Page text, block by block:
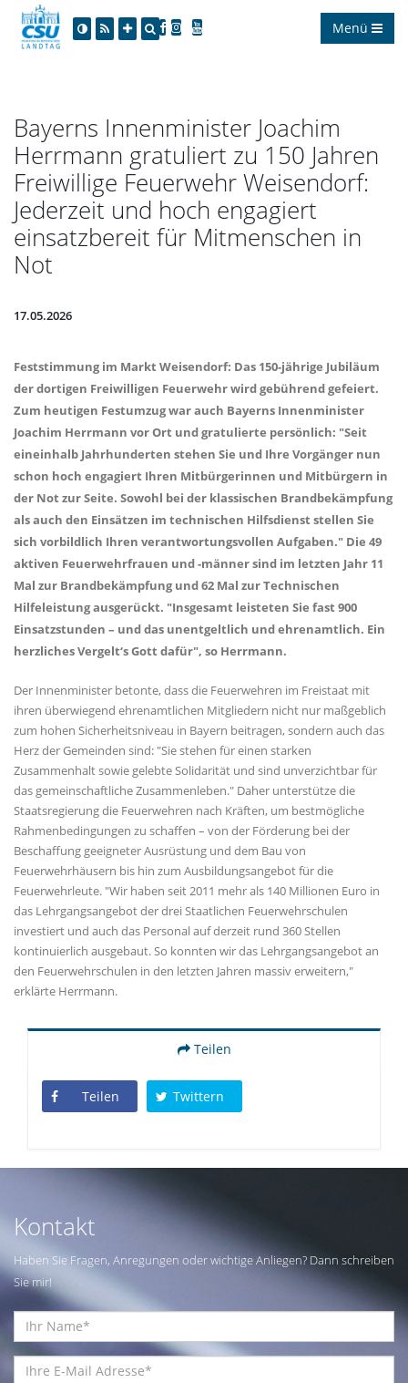
Menü
Bayerns Innenminister Joachim
Herrmann gratuliert zu 150 Jahren
Freiwillige Feuerwehr Weisendorf:
Jederzeit und hoch engagiert
einsatzbereit für Mitmenschen in
Not
17.05.2026
Feststimmung im Markt Weisendorf: Das 150-jährige Jubiläum
der dortigen Freiwilligen Feuerwehr wird gebührend gefeiert.
Zum heutigen Festumzug war auch Bayerns Innenminister
Joachim Herrmann vor Ort und gratulierte persönlich: "Seit
eineinhalb Jahrhunderten stehen Sie und Ihre Vorgänger nun
schon hoch engagiert Ihren Mitbürgerinnen und Mitbürgern in
der Not zur Seite. Sowohl bei der klassischen Brandbekämpfung
als auch den Einsätzen im technischen Hilfsdienst stellen Sie
sich vorbildlich Ihren verantwortungsvollen Aufgaben." Die 49
aktiven Feuerwehrfrauen und -männer sind im letzten Jahr 11
Mal zur Brandbekämpfung und 62 Mal zur Technischen
Hilfeleistung ausgerückt. "Insgesamt leisteten Sie fast 900
Einsatzstunden – und das unentgeltlich und ehrenamtlich. Ein
herzliches Vergelt‘s Gott dafür", so Herrmann.
Der Innenminister betonte, dass die Feuerwehren im Freistaat mit
ihren überwiegend ehrenamtlichen Mitgliedern nicht nur maßgeblich
zum hohen Sicherheitsniveau in Bayern beitragen, sondern auch das
Herz der Gemeinden sind: "Sie stehen für einen starken
Zusammenhalt sowie gelebte Solidarität und sind unverzichtbar für
das gemeinschaftliche Zusammenleben." Daher unterstütze die
Staatsregierung die Feuerwehren nach Kräften, um bestmögliche
Rahmenbedingungen zu schaffen – von der Förderung bei der
Beschaffung geeigneter Ausrüstung und dem Bau von
Feuerwehrhäusern bis hin zum Ausbildungsangebot für die
Feuerwehrleute. "Wir haben seit 2011 mehr als 140 Millionen Euro in
das Lehrgangsangebot der drei Staatlichen Feuerwehrschulen
investiert und auch das Personal auf derzeit rund 360 Stellen
kontinuierlich ausgebaut. So konnten wir das Lehrgangsangebot an
den Feuerwehrschulen in den letzten Jahren massiv erweitern,"
erklärte Herrmann.
Teilen
Teilen Twittern
Kontakt
Haben Sie Fragen, Anregungen oder wichtige Anliegen? Dann schreiben
Sie mir!